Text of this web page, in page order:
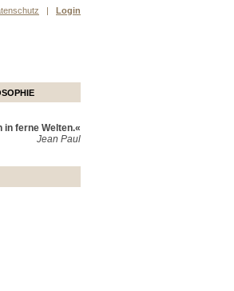
| Login
in ferne Welten.«
Jean Paul